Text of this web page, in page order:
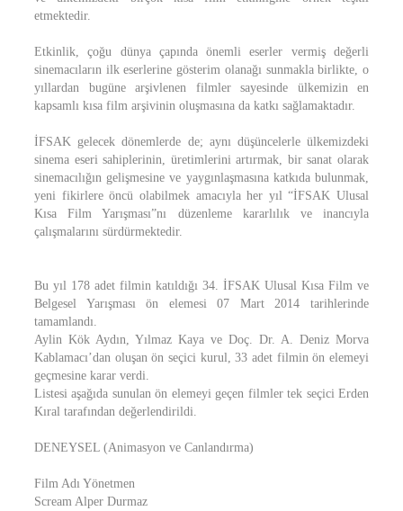
etmektedir.
Etkinlik, çoğu dünya çapında önemli eserler vermiş değerli
sinemacıların ilk eserlerine gösterim olanağı sunmakla birlikte, o
yıllardan bugüne arşivlenen filmler sayesinde ülkemizin en
kapsamlı kısa film arşivinin oluşmasına da katkı sağlamaktadır.
İFSAK gelecek dönemlerde de; aynı düşüncelerle ülkemizdeki
sinema eseri sahiplerinin, üretimlerini artırmak, bir sanat olarak
sinemacılığın gelişmesine ve yaygınlaşmasına katkıda bulunmak,
yeni fikirlere öncü olabilmek amacıyla her yıl “İFSAK Ulusal
Kısa Film Yarışması”nı düzenleme kararlılık ve inancıyla
çalışmalarını sürdürmektedir.
Bu yıl 178 adet filmin katıldığı 34. İFSAK Ulusal Kısa Film ve
Belgesel Yarışması ön elemesi 07 Mart 2014 tarihlerinde
tamamlandı.
Aylin Kök Aydın, Yılmaz Kaya ve Doç. Dr. A. Deniz Morva
Kablamacı’dan oluşan ön seçici kurul, 33 adet filmin ön elemeyi
geçmesine karar verdi.
Listesi aşağıda sunulan ön elemeyi geçen filmler tek seçici Erden
Kıral tarafından değerlendirildi.
DENEYSEL (Animasyon ve Canlandırma)
Film Adı Yönetmen
Scream Alper Durmaz